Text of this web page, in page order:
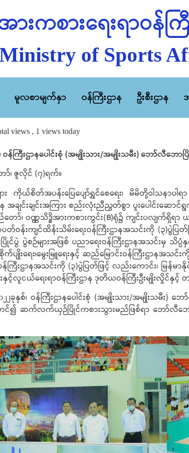
ားကစားရေးရာဝန်က
of Sports
မူလစာမျက်နှာ ဝန်ကြီးဌာန ဦးစီးဌာန
views , 1 views today
၊ ဝန်ကြီးဌာနပေါင်းစုံ (အမျိုးသား/အမျိုးသမီး) ဘေ
ာ်၊ ဇူလိုင် (၇)ရက်။
ား ကိုယ်စိတ်အပန်းပြေပျော်ရွှင်စေရေး၊ မိမိတို့ဝါသနာ
န အချင်းချင်းအကြား စည်းလုံးညီညွတ်စွာ ပူးပေါင်းဆော
ော်၊ ဝဏ္ဏသိဒ္ဓိအားကစားကွင်း(B)ရုံ၌ ကျင်းပလျက်ရှိ
ဝန်းကျင်ထိန်းသိမ်းရေးဝန်ကြီးဌာနအသင်းကို (၃)ပွဲပြတ်
ြိုင်ပွဲ ပွဲစဉ်များအဖြစ် ပညာရေးဝန်ကြီးဌာနအသင်းမှ သိ
ပျိုးရေး၊မွေးမြူရေးနှင့် ဆည်မြောင်းဝန်ကြီးဌာနအ
ကြီးဌာနအသင်းကို (၃)ပွဲပြတ်ဖြင့် လည်းကောင်း၊ မြန်
နှင့်လူငယ်ရေးရာဝန်ကြီးဌာန ဒုတိယဝန်ကြီးဦးမျိုးလှိုင်နှင့်
၂ခုနှစ်၊ ဝန်ကြီးဌာနပေါင်းစုံ (အမျိုးသား/အမျိုးသမီး
င်၍ ဆက်လက်ယှဉ်ပြိုင်ကစားသွားမည်ဖြစ်ရာ ဘော်လီဘ